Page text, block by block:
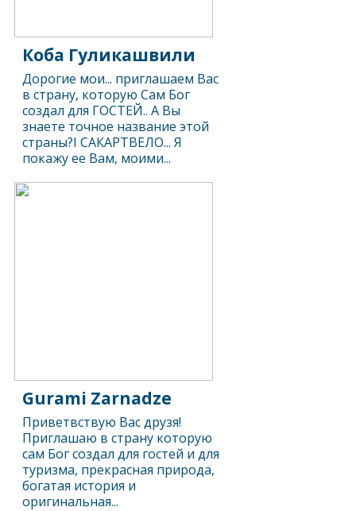
Коба Гуликашвили
Дорогие мои... приглашаем Вас
в страну, которую Сам Бог
создал для ГОСТЕЙ.. А Вы
знаете точное название этой
страны?I САКАРТВЕЛО... Я
покажу ее Вам, моими...
Gurami Zarnadze
Приветвствую Вас друзя!
Приглашаю в страну которую
сам Бог создал для гостей и для
туризма, прекрасная природа,
богатая история и
оригинальная...